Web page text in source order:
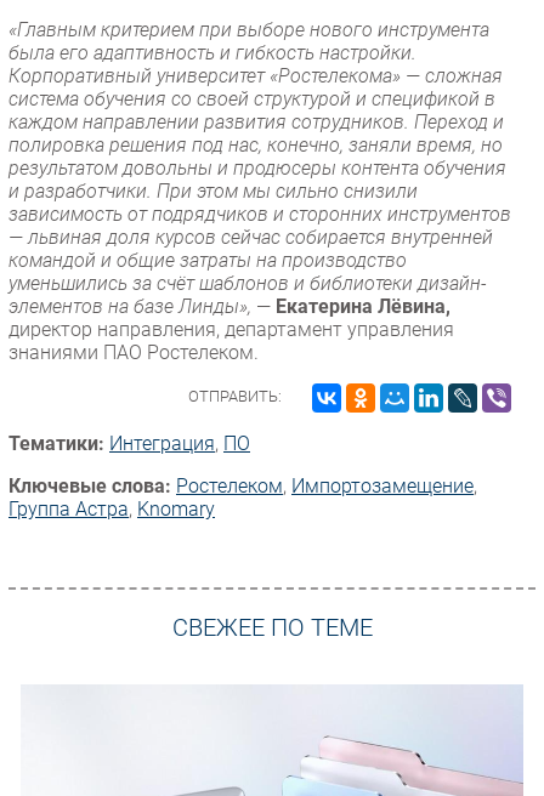
«Главным критерием при выборе нового инструмента
была его адаптивность и гибкость настройки.
Корпоративный университет «Ростелекома» — сложная
система обучения со своей структурой и спецификой в
каждом направлении развития сотрудников. Переход и
полировка решения под нас, конечно, заняли время, но
результатом довольны и продюсеры контента обучения
и разработчики. При этом мы сильно снизили
зависимость от подрядчиков и сторонних инструментов
— львиная доля курсов сейчас собирается внутренней
командой и общие затраты на производство
уменьшились за счёт шаблонов и библиотеки дизайн-
элементов на базе Линды», — Екатерина Лёвина,
директор направления, департамент управления
знаниями ПАО Ростелеком.
ОТПРАВИТЬ:
Тематики: Интеграция, ПО
Ключевые слова: Ростелеком, Импорто­замещение,
Группа Астра, Knomary
СВЕЖЕЕ ПО ТЕМЕ